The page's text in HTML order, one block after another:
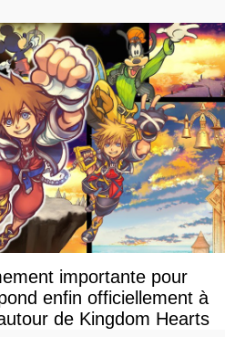
importante pour
enfin officiellement à
de Kingdom Hearts